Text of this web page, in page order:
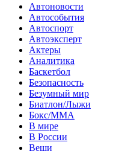
Автоновости
Автособытия
Автоспорт
Автоэксперт
Актеры
Аналитика
Баскетбол
Безопасность
Безумный мир
Биатлон/Лыжи
Бокс/MMA
В мире
В России
Вещи